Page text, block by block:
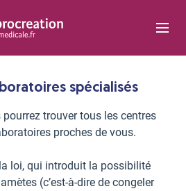
spécialisés
trouver tous les centres
proches de vous.
loi, qui introduit la possibilité
(c’est-à-dire de congeler